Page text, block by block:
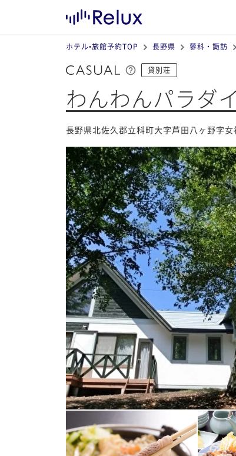
ホテル•旅館予約TOP 長野県 蓼科・諏訪
貸別荘
わんわんパラダ
長野県北佐久郡立科町大字芦田八ヶ野字